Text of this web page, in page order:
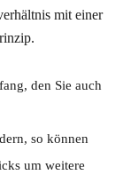
mit einer
den Sie auch
so können
um weitere